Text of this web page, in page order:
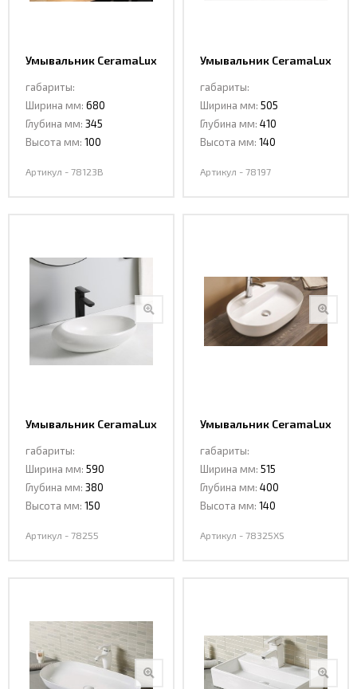
Умывальник CeramaLux
габариты:
Ширина мм: 680
Глубина мм: 345
Высота мм: 100
Артикул - 78123B
Умывальник CeramaLux
габариты:
Ширина мм: 505
Глубина мм: 410
Высота мм: 140
Артикул - 78197
Умывальник CeramaLux
габариты:
Ширина мм: 590
Глубина мм: 380
Высота мм: 150
Артикул - 78255
Умывальник CeramaLux
габариты:
Ширина мм: 515
Глубина мм: 400
Высота мм: 140
Артикул - 78325XS